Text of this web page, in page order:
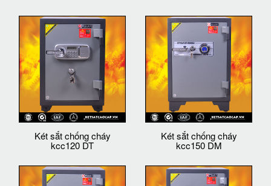
Két sắt chống cháy
kcc120 DT
Két sắt chống cháy
kcc150 DM